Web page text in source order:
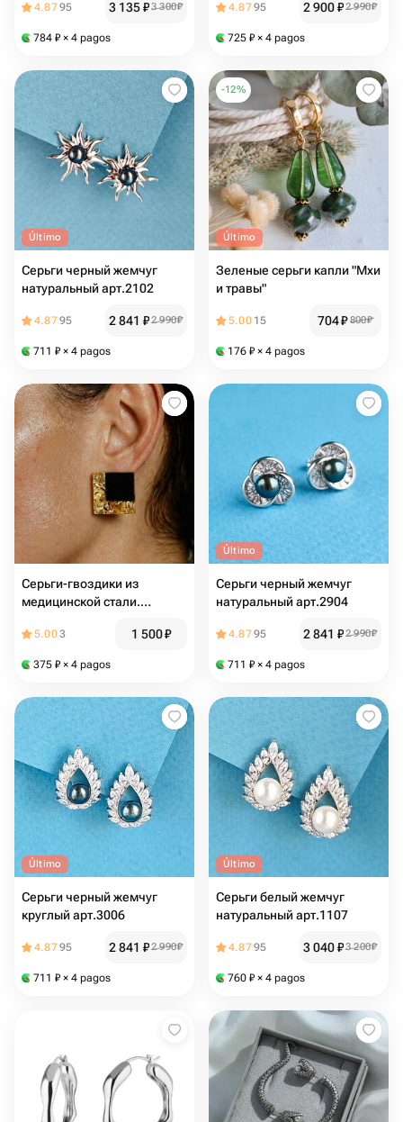
4.8795 3 135₽3 300₽
784 ₽ × 4 pagos
4.8795 2 900₽2 990₽
725 ₽ × 4 pagos
Último
Серьги черный жемчуг
натуральный арт.2102
4.8795 2 841 ₽2 990₽
711 ₽ × 4 pagos
-12%
Último
Зеленые серьги капли "Мхи
и травы"
5.00 15 704₽ 800₽
176 ₽ × 4 pagos
Серьги-гвоздики из
медицинской стали.
5.003 1 500₽
375 ₽ × 4 pagos
Último
Серьги черный жемчуг
натуральный арт.2904
4.8795 2 841 ₽2 990₽
711 ₽ × 4 pagos
Último
Серьги черный жемчуг
круглый арт.3006
4.8795 2 841 ₽2 990₽
711 ₽ × 4 pagos
Último
Серьги белый жемчуг
натуральный арт.1107
4.8795 3 040₽3 200₽
760 ₽ × 4 pagos